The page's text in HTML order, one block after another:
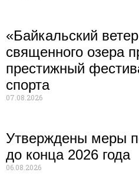
«Байкальский
священного озера
престижный
спорта
07.08.2026
Утверждены меры
до конца 2026 года
06.08.2026